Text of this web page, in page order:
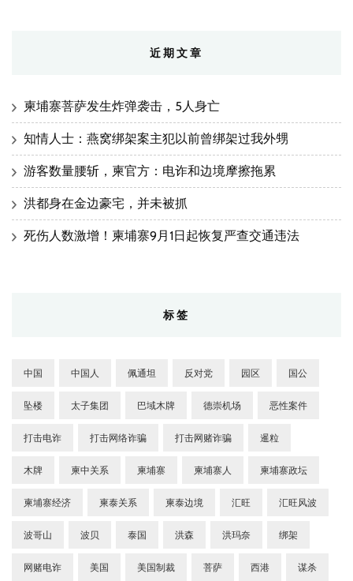
近期文章
柬埔寨菩萨发生炸弹袭击，5人身亡
知情人士：燕窝绑架案主犯以前曾绑架过我外甥
游客数量腰斩，柬官方：电诈和边境摩擦拖累
洪都身在金边豪宅，并未被抓
死伤人数激增！柬埔寨9月1日起恢复严查交通违法
标签
中国 中国人 佩通坦 反对党 园区 国公
坠楼 太子集团 巴域木牌 德崇机场 恶性案件
打击电诈 打击网络诈骗 打击网赌诈骗 暹粒
木牌 柬中关系 柬埔寨 柬埔寨人 柬埔寨政坛
柬埔寨经济 柬泰关系 柬泰边境 汇旺 汇旺风波
波哥山 波贝 泰国 洪森 洪玛奈 绑架
网赌电诈 美国 美国制裁 菩萨 西港 谋杀